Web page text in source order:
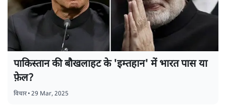
पाकिस्तान की बौखलाहट के 'इम्तहान' में भारत पास या
फ़ेल?
विचार•29 Mar, 2025